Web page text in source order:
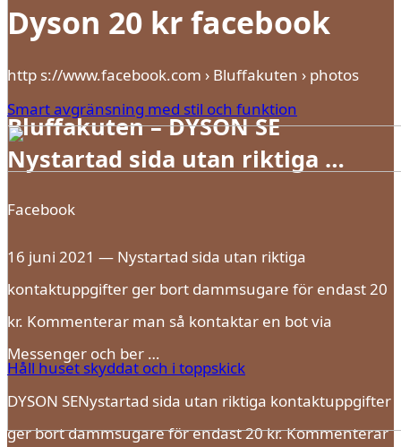
Smart avgränsning med stil och funktion
Håll huset skyddat och i toppskick
Dyson 20 kr facebook
http s://www.facebook.com › Bluffakuten › photos
Bluffakuten – DYSON SE
Nystartad sida utan riktiga …
Facebook
16 juni 2021 — Nystartad sida utan riktiga
kontaktuppgifter ger bort dammsugare för endast 20
kr. Kommenterar man så kontaktar en bot via
Messenger och ber …
DYSON SENystartad sida utan riktiga kontaktuppgifter
ger bort dammsugare för endast 20 kr. Kommenterar